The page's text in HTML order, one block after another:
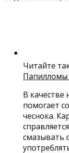
Читайте
В
помогает
чеснока.
смазывать